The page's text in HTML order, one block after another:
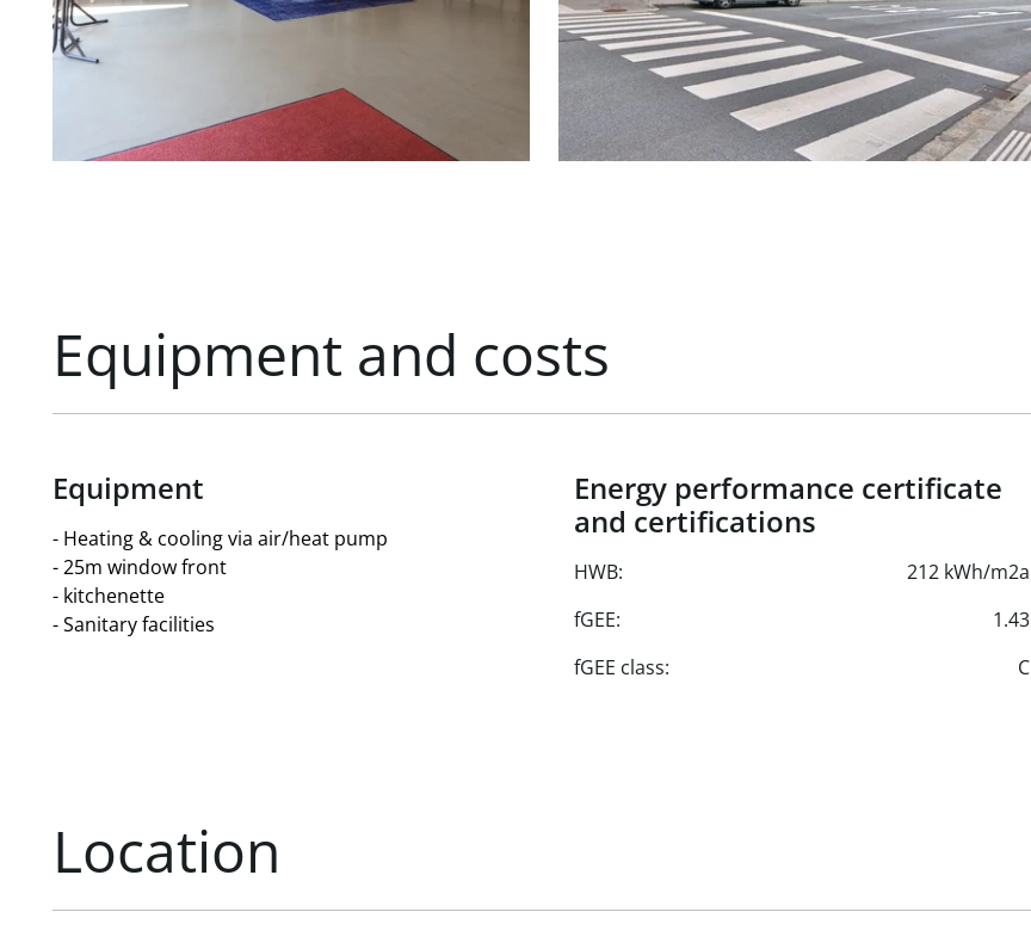
Sufficient customer parking spaces are available in a short-term parking zone
along the row of stores on Imbergstrasse and in the immediate vicinity of the
property. Loading activity is also possible and signposted accordingly.
Catering and food retail are not possible.
Equipment and costs
Equipment
- Heating & cooling via air/heat pump
- 25m window front
- kitchenette
- Sanitary facilities
Energy performance certificate
and certifications
HWB:
212 kWh/m2a
fGEE:
1.43
fGEE class:
C
Location